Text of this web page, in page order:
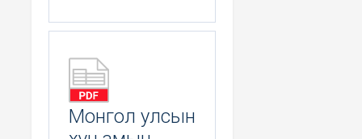
Монгол улсын